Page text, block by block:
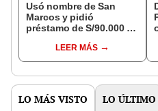
Usó nombre de San
Marcos y pidió
préstamo de S/90.000 a
la cárcelLEER MÁS
LO MÁS VISTO LO ÚLTIMO